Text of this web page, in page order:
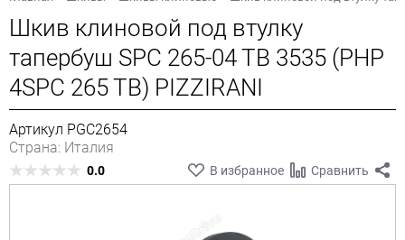
Шкив клиновой под втулку
тапербуш SPC 265-04 TB 3535 (PHP
4SPC 265 TB) PIZZIRANI
Артикул PGC2654
Страна: Италия
0.0 В избранное Сравнить